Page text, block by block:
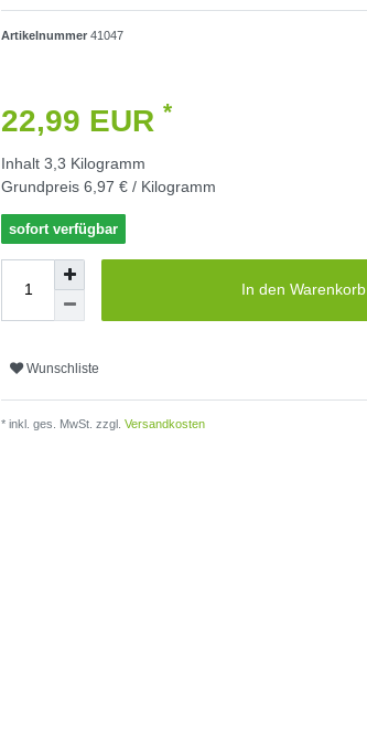
Artikelnummer 41047
22,99 EUR *
Inhalt 3,3 Kilogramm
Grundpreis 6,97 € / Kilogramm
sofort verfügbar
In den Warenkorb
Wunschliste
* inkl. ges. MwSt. zzgl. Versandkosten